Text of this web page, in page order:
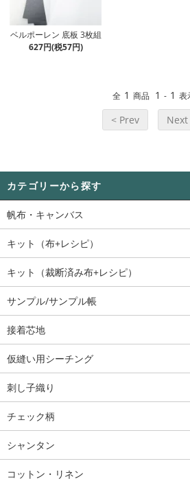
ベルポーレン 底板 3枚組
627円(税57円)
全 1 商品 1 - 1 表
< Prev Next
カテゴリーから探す
帆布・キャンバス
キット（布+レシピ）
キット（裁断済み布+レシピ）
サンプル/サンプル帳
接着芯地
仮縫い用シーチング
刺し子織り
チェック柄
シャンタン
コットン・リネン